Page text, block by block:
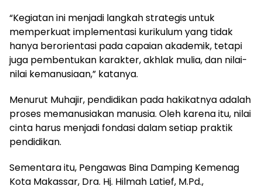
“Kegiatan ini menjadi langkah strategis untuk
memperkuat implementasi kurikulum yang tidak
hanya berorientasi pada capaian akademik, tetapi
juga pembentukan karakter, akhlak mulia, dan nilai-
nilai kemanusiaan,” katanya.
Menurut Muhajir, pendidikan pada hakikatnya adalah
proses memanusiakan manusia. Oleh karena itu, nilai
cinta harus menjadi fondasi dalam setiap praktik
pendidikan.
Sementara itu, Pengawas Bina Damping Kemenag
Kota Makassar, Dra. Hj. Hilmah Latief, M.Pd.,